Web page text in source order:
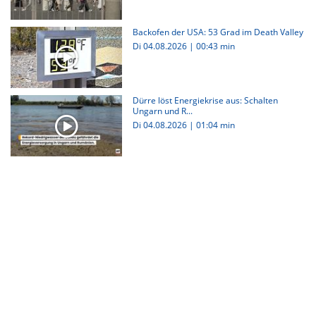
Backofen der USA: 53 Grad im Death Valley
Di 04.08.2026 | 00:43 min
Dürre löst Energiekrise aus: Schalten
Ungarn und R...
Di 04.08.2026 | 01:04 min